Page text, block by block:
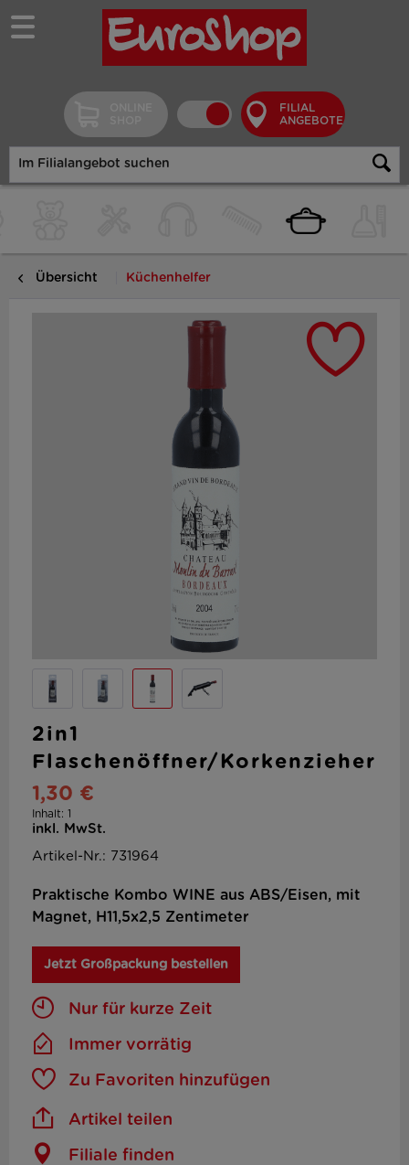
FILIAL
ANGEBOTE
Übersicht Küchenhelfer
2in1
Flaschenöffner/Korkenzieher
1,30 €
Inhalt: 1
inkl. MwSt.
Artikel-Nr.: 731964
Praktische Kombo WINE aus ABS/Eisen, mit
Magnet, H11,5x2,5 Zentimeter
Jetzt Großpackung bestellen
Nur für kurze Zeit
Immer vorrätig
Zu Favoriten hinzufügen
Artikel teilen
Filiale finden